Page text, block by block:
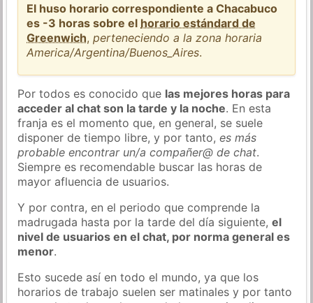
El huso horario correspondiente a Chacabuco
es -3 horas sobre el horario estándard de
Greenwich,perteneciendo a la zona horaria
America/Argentina/Buenos_Aires.
Por todos es conocido que las mejores horas para
acceder al chat son la tarde y la noche. En esta
franja es el momento que, en general, se suele
disponer de tiempo libre, y por tanto,es más
probable encontrar un/a compañer@ de chat.
Siempre es recomendable buscar las horas de
mayor afluencia de usuarios.
Y por contra, en el periodo que comprende la
madrugada hasta por la tarde del día siguiente,el
nivel de usuarios en el chat, por norma general es
menor.
Esto sucede así en todo el mundo, ya que los
horarios de trabajo suelen ser matinales y por tanto